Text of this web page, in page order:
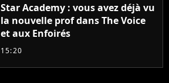
Star Academy : vous avez déjà vu
la nouvelle prof dans The Voice
et aux Enfoirés
15:20